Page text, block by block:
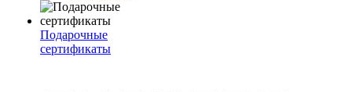
Подарочные
сертификаты